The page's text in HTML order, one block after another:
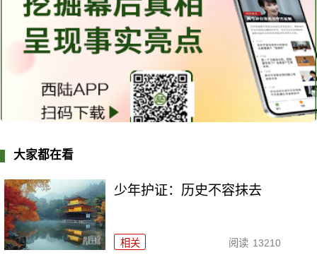
大家都在看
少年护证：历史不容抹去
相关 阅读 13210